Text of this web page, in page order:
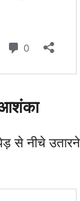
आशंका
से नीचे